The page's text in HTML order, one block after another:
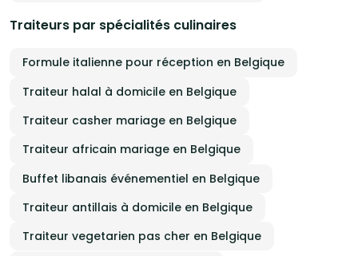
Traiteurs par spécialités culinaires
Formule italienne pour réception en Belgique
Traiteur halal à domicile en Belgique
Traiteur casher mariage en Belgique
Traiteur africain mariage en Belgique
Buffet libanais événementiel en Belgique
Traiteur antillais à domicile en Belgique
Traiteur vegetarien pas cher en Belgique